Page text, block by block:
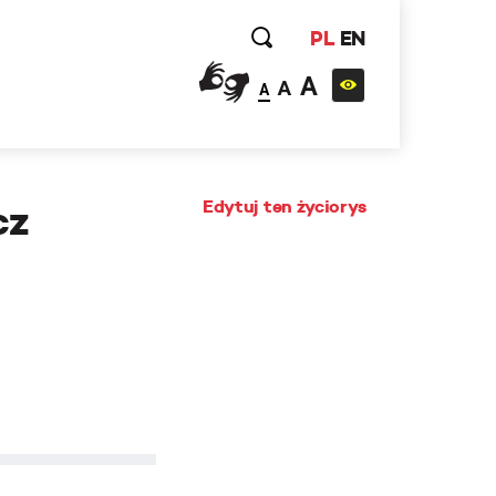
PL EN
A A A
Edytuj ten życiorys